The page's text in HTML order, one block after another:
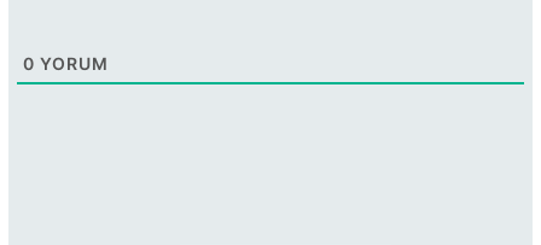
0 YORUM